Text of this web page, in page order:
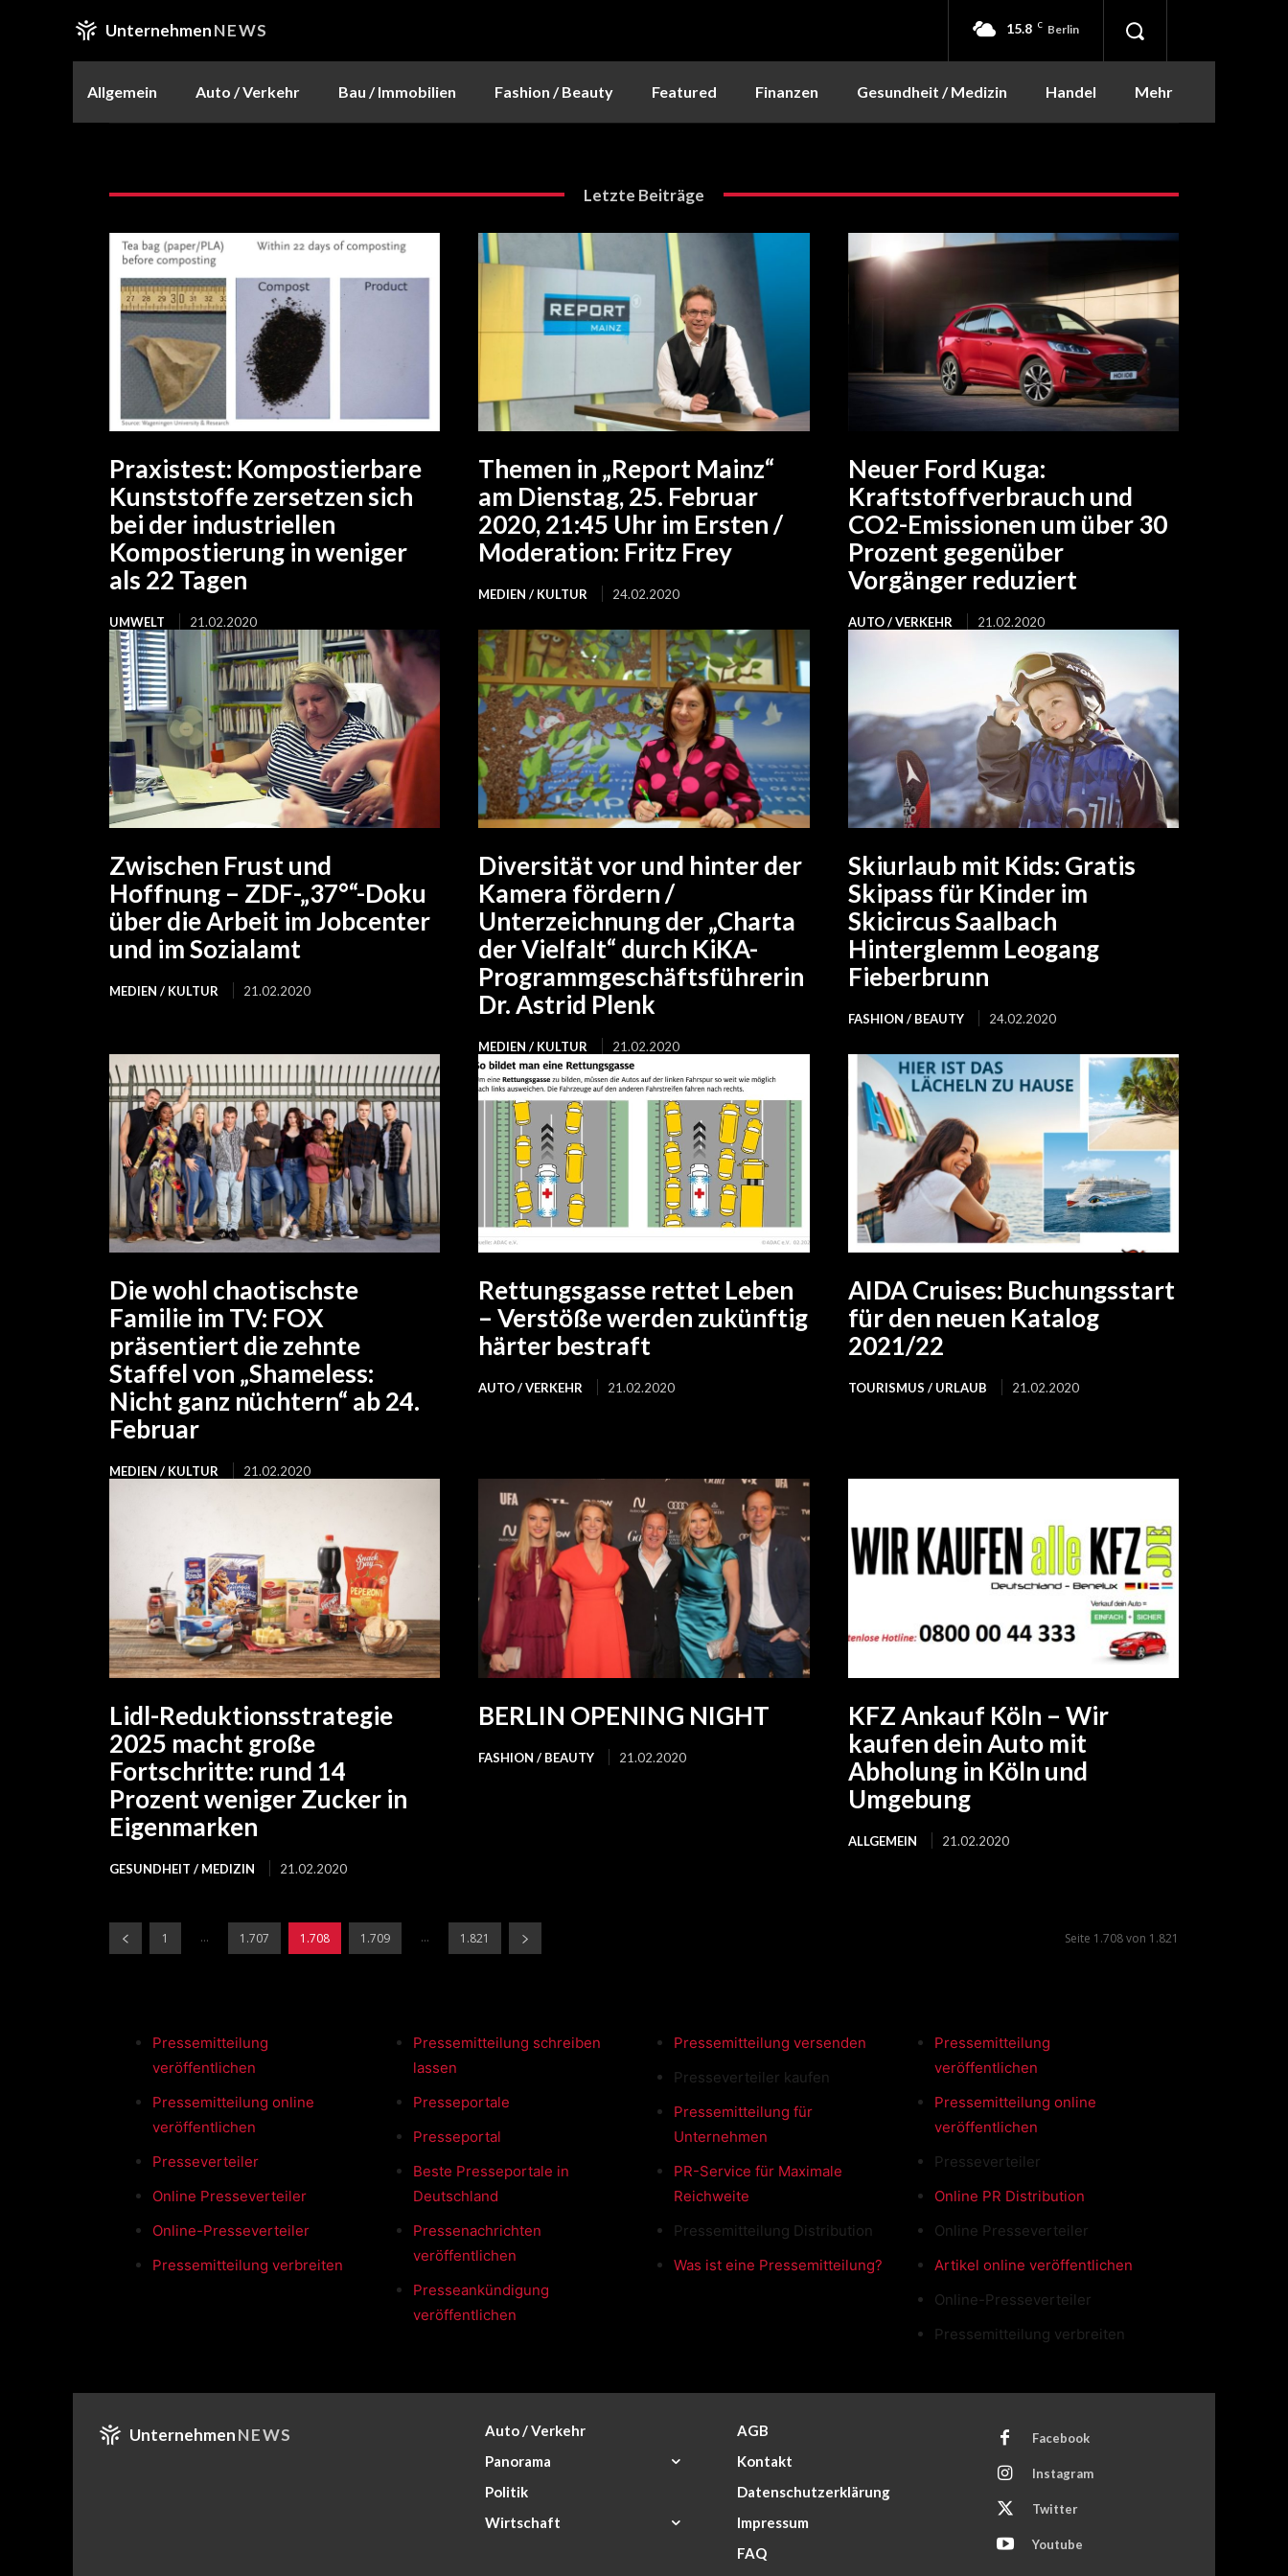
UnternehmenNEWS 15.8 C Berlin
Allgemein Auto / Verkehr Bau / Immobilien Fashion / Beauty Featured Finanzen Gesundheit / Medizin Handel Mehr
Letzte Beiträge
Praxistest: Kompostierbare
Kunststoffe zersetzen sich
bei der industriellen
Kompostierung in weniger
als 22 Tagen
UMWELT 21.02.2020
Themen in „Report Mainz“
am Dienstag, 25. Februar
2020, 21:45 Uhr im Ersten /
Moderation: Fritz Frey
MEDIEN / KULTUR 24.02.2020
Neuer Ford Kuga:
Kraftstoffverbrauch und
CO2-Emissionen um über 30
Prozent gegenüber
Vorgänger reduziert
AUTO / VERKEHR 21.02.2020
Zwischen Frust und
Hoffnung – ZDF-„37°“-Doku
über die Arbeit im Jobcenter
und im Sozialamt
MEDIEN / KULTUR 21.02.2020
Diversität vor und hinter der
Kamera fördern /
Unterzeichnung der „Charta
der Vielfalt“ durch KiKA-
Programmgeschäftsführerin
Dr. Astrid Plenk
MEDIEN / KULTUR 21.02.2020
Skiurlaub mit Kids: Gratis
Skipass für Kinder im
Skicircus Saalbach
Hinterglemm Leogang
Fieberbrunn
FASHION / BEAUTY 24.02.2020
Die wohl chaotischste
Familie im TV: FOX
präsentiert die zehnte
Staffel von „Shameless:
Nicht ganz nüchtern“ ab 24.
Februar
MEDIEN / KULTUR 21.02.2020
Rettungsgasse rettet Leben
– Verstöße werden zukünftig
härter bestraft
AUTO / VERKEHR 21.02.2020
AIDA Cruises: Buchungsstart
für den neuen Katalog
2021/22
TOURISMUS / URLAUB 21.02.2020
Lidl-Reduktionsstrategie
2025 macht große
Fortschritte: rund 14
Prozent weniger Zucker in
Eigenmarken
GESUNDHEIT / MEDIZIN 21.02.2020
BERLIN OPENING NIGHT
FASHION / BEAUTY 21.02.2020
KFZ Ankauf Köln – Wir
kaufen dein Auto mit
Abholung in Köln und
Umgebung
ALLGEMEIN 21.02.2020
1 ... 1.707 1.708 1.709 ... 1.821 Seite 1.708 von 1.821
Pressemitteilung
veröffentlichen
Pressemitteilung online
veröffentlichen
Presseverteiler
Online Presseverteiler
Online-Presseverteiler
Pressemitteilung verbreiten
Pressemitteilung schreiben
lassen
Presseportale
Presseportal
Beste Presseportale in
Deutschland
Pressenachrichten
veröffentlichen
Presseankündigung
veröffentlichen
Pressemitteilung versenden
Presseverteiler kaufen
Pressemitteilung für
Unternehmen
PR-Service für Maximale
Reichweite
Pressemitteilung Distribution
Was ist eine Pressemitteilung?
Pressemitteilung
veröffentlichen
Pressemitteilung online
veröffentlichen
Presseverteiler
Online PR Distribution
Online Presseverteiler
Artikel online veröffentlichen
Online-Presseverteiler
Pressemitteilung verbreiten
UnternehmenNEWS
Auto / Verkehr
Panorama
Politik
Wirtschaft
AGB
Kontakt
Datenschutzerklärung
Impressum
FAQ
Facebook
Instagram
Twitter
Youtube